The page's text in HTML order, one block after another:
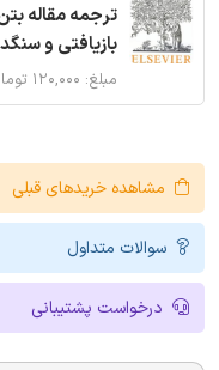
ترجمه مقاله
بازیافتی و
مبلغ: ۱۲۰,۰۰۰ تومان
مشاهده خریدهای قبلی
سوالات متداول
درخواست پشتیبانی